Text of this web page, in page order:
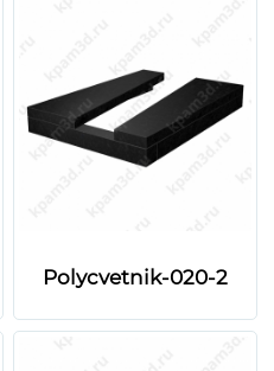
Polycvetnik-020-2